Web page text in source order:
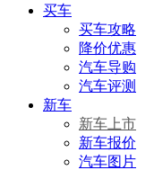
买车
买车攻略
降价优惠
汽车导购
汽车评测
新车
新车上市
新车报价
汽车图片